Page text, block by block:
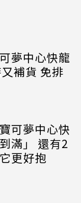
夢中心快龍
補貨 免排
可夢中心快
滿」 還有2
更好抱